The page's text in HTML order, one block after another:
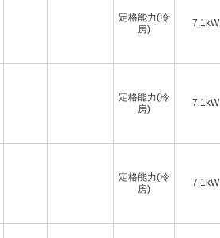
定格能力(冷
房)
7.1kW
定格能力(冷
房)
7.1kW
定格能力(冷
房)
7.1kW